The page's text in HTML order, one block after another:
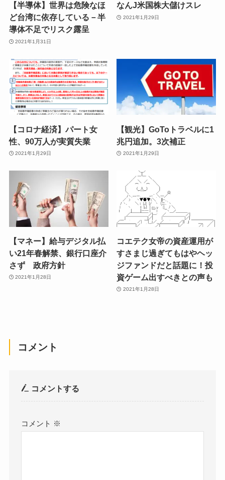
【半導体】世界は危険なほ
ど台湾に依存している－半
導体不足でリスク露呈
2021年1月31日
なんJ米国株大儲けスレ
2021年1月29日
【コロナ経済】パート女
性、90万人が実質失業
2021年1月29日
【観光】GoToトラベルに1
兆円追加。3次補正
2021年1月29日
【マネー】給与デジタル払
い21年春解禁、銀行口座介
さず 政府方針
2021年1月28日
コエテク女帝の資産運用が
すさまじ過ぎてもはやヘッ
ジファンドだと話題に！投
資ゲーム出すべきとの声も
2021年1月28日
コメント
コメントする
コメント ※